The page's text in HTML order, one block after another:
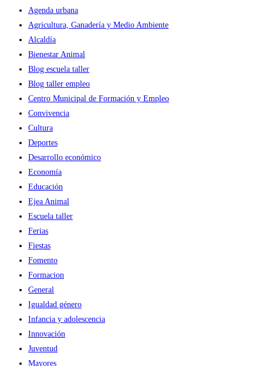
Agenda urbana
Agricultura, Ganadería y Medio Ambiente
Alcaldía
Bienestar Animal
Blog escuela taller
Blog taller empleo
Centro Municipal de Formación y Empleo
Convivencia
Cultura
Deportes
Desarrollo económico
Economía
Educación
Ejea Animal
Escuela taller
Ferias
Fiestas
Fomento
Formacion
General
Igualdad género
Infancia y adolescencia
Innovación
Juventud
Mayores